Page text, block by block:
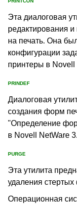
Эта диалоговая
редактирования
на печать. Она
конфигурации
принтеры в Novell
PRINDEF
Диалоговая
создания форм
"Определение
в Novell NetWare
PURGE
Эта утилита
удаления
Операционная